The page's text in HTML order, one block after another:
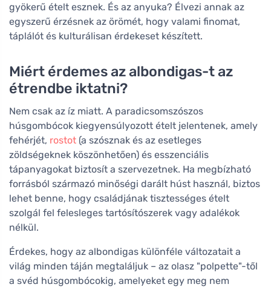
gyökerű ételt esznek. És az anyuka? Élvezi annak az
egyszerű érzésnek az örömét, hogy valami finomat,
táplálót és kulturálisan érdekeset készített.
Miért érdemes az albondigas-t az
étrendbe iktatni?
Nem csak az íz miatt. A paradicsomszószos
húsgombócok kiegyensúlyozott ételt jelentenek, amely
fehérjét, rostot (a szósznak és az esetleges
zöldségeknek köszönhetően) és esszenciális
tápanyagokat biztosít a szervezetnek. Ha megbízható
forrásból származó minőségi darált húst használ, biztos
lehet benne, hogy családjának tisztességes ételt
szolgál fel felesleges tartósítószerek vagy adalékok
nélkül.
Érdekes, hogy az albondigas különféle változatait a
világ minden táján megtaláljuk – az olasz "polpette"-től
a svéd húsgombócokig, amelyeket egy meg nem